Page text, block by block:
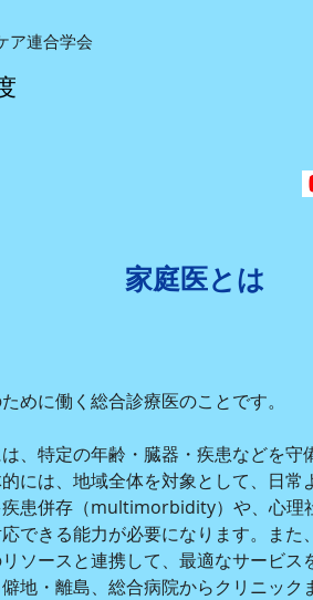
ア連合学会
​家庭医とは
めに働く総合診療医のことです。
、特定の年齢・臓器・疾患などを
には、地域全体を対象として、日
患併存（multimorbidity）や、心理
できる能力が必要になります。また
ソースと連携して、最適なサービス
地・離島、総合病院からクリニック